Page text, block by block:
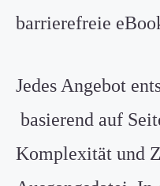
barrierefreie
Jedes Angebot
basierend auf
Komplexität und